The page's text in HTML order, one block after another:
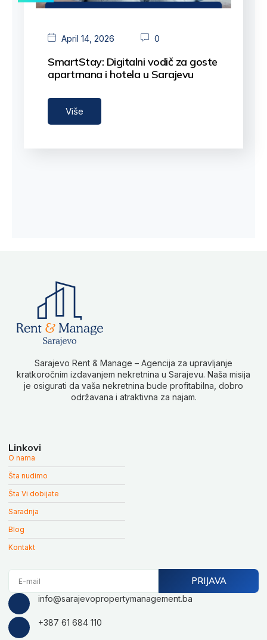
April 14, 2026 0
SmartStay: Digitalni vodič za goste
apartmana i hotela u Sarajevu
Više
Sarajevo Rent & Manage – Agencija za upravljanje
kratkoročnim izdavanjem nekretnina u Sarajevu. Naša misija
je osigurati da vaša nekretnina bude profitabilna, dobro
održavana i atraktivna za najam.
Linkovi
O nama
Šta nudimo
Šta Vi dobijate
Saradnja
Blog
Kontakt
E-
mail
PRIJAVA
info@sarajevopropertymanagement.ba
+387 61 684 110